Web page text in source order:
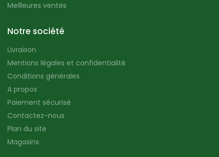
Meilleures ventes
Notre société
Livraison
Mentions légales et confidentialité
Conditions générales
A propos
Paiement sécurisé
Contactez-nous
Plan du site
Magasins